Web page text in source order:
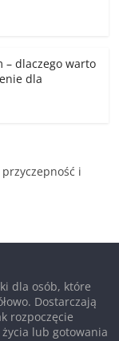
– dlaczego warto
dla
i
dla osób, które
Dostarczają
rozpoczęcie
lub gotowania